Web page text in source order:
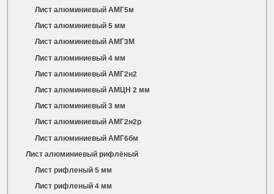
Лист алюминиевый АМГ5м
Лист алюминиевый 5 мм
Лист алюминиевый АМГ3М
Лист алюминиевый 4 мм
Лист алюминиевый АМГ2н2
Лист алюминиевый АМЦН 2 мм
Лист алюминиевый 3 мм
Лист алюминиевый АМГ2н2р
Лист алюминиевый АМГ6бм
Лист алюминиевый рифлёный
Лист рифленый 5 мм
Лист рифленый 4 мм